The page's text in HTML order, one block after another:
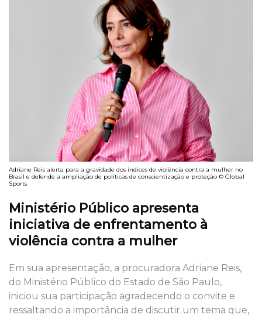
Adriane Reis alerta para a gravidade dos índices de violência contra a mulher no
Brasil e defende a ampliação de políticas de conscientização e proteção © Global
Sports
Ministério Público apresenta
iniciativa de enfrentamento à
violência contra a mulher
Em sua apresentação, a procuradora Adriane Reis,
do Ministério Público do Estado de São Paulo,
iniciou sua participação agradecendo o convite e
ressaltando a importância de discutir um tema que,